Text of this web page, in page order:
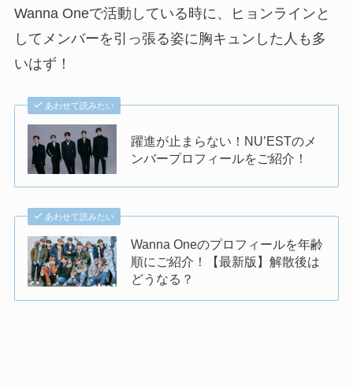
Wanna Oneで活動している時に、ヒョンラインと
してメンバーを引っ張る姿に胸キュンした人も多
いはず！
あわせて読みたい
躍進が止まらない！NU’ESTのメ
ンバープロフィールをご紹介！
あわせて読みたい
Wanna Oneのプロフィールを年齢
順にご紹介！【最新版】解散後は
どうなる？